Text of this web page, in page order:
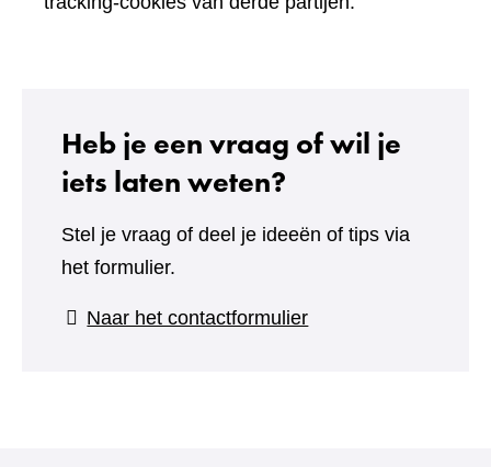
Heb je een vraag of wil je
iets laten weten?
Stel je vraag of deel je ideeën of tips via
het formulier.
Naar het contactformulier(verwijst